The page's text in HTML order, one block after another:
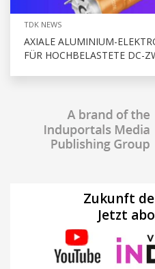
TDK NEWS
AXIALE ALUMINIUM-
FÜR HOCHBELASTETE DC-
Zukunft
Jetzt